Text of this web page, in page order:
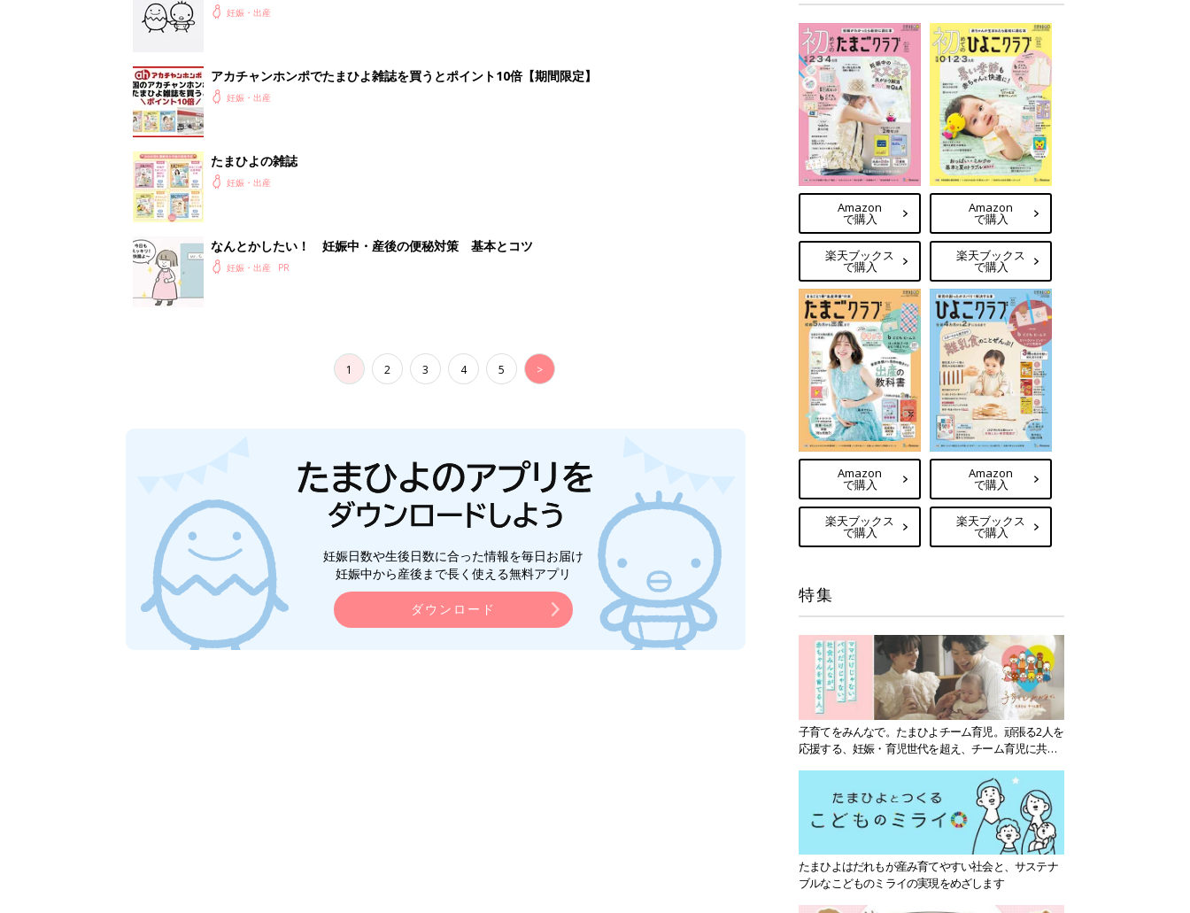
妊娠・出産
アカチャンホンポでたまひよ雑誌を買うとポイント10倍【期間限定】
妊娠・出産
たまひよの雑誌
妊娠・出産
なんとかしたい！ 妊娠中・産後の便秘対策 基本とコツ
妊娠・出産
1 2 3 4 5 >
妊娠日数や生後日数に合った情報を毎日お届け
妊娠中から産後まで長く使える無料アプリ
ダウンロード
Amazon
で購入
楽天ブックス
で購入
Amazon
で購入
楽天ブックス
で購入
Amazon
で購入
楽天ブックス
で購入
Amazon
で購入
楽天ブックス
で購入
特集
子育てをみんなで。たまひよチーム育児。頑張る2人を
応援する、妊娠・育児世代を超え、チーム育児に共感
たまひよはだれもが産み育てやすい社会と、サステナ
ブルなこどものミライの実現をめざします